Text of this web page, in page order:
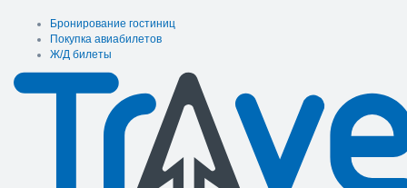
Бронирование гостиниц
Покупка авиабилетов
Ж/Д билеты